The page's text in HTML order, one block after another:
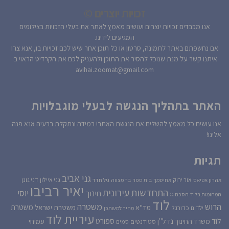
אנו מכבדים זכויות יוצרים ועושים מאמץ לאתר את בעלי הזכויות בצילומים
המגיעים לידינו.
אם נחשפתם באתר לתמונה, סרטון או כל תוכן אחר שיש לכם זכויות בו, אנא צרו
איתנו קשר על מנת שנוכל להסיר את התוכן ולהעניק לכם את הקרדיט הראוי ב:
avihai.zoomat@gmail.com
האתר בתהליך הנגשה לבעלי מוגבלויות
אנו עושים כל מאמץ להשלים את הנגשת האתר! במידה ונתקלת בבעיה אנא פנה
אלינו!
תגיות
אהרון אטיאס אור ירוק אחיסמך בית ספר בר מצווה גיל חדד גני אביב גני איילון דני גונן
המהומות בלוד הסכם גג התחדשות עירוניתחינוך יאיר רביבו יוסי
הרוש ילדים כדורגל לוד מד''א מחיר למשתכן משטרה משטרת ישראל משטרת
לוד משרד החינוך נדל''ן סטודנטים סמים ספורט עיריית לוד עמיחי